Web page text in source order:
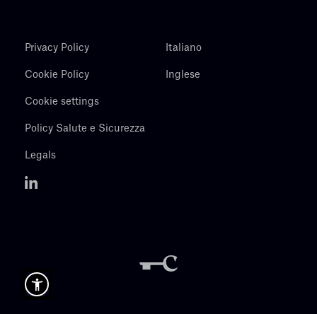
Privacy Policy
Cookie Policy
Cookie settings
Policy Salute e Sicurezza
Legals
Italiano
Inglese